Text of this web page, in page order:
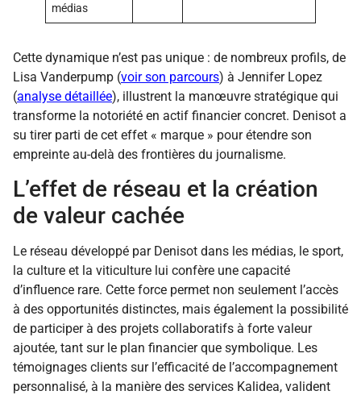
médias
Cette dynamique n’est pas unique : de nombreux profils, de
Lisa Vanderpump (voir son parcours) à Jennifer Lopez
(analyse détaillée), illustrent la manœuvre stratégique qui
transforme la notoriété en actif financier concret. Denisot a
su tirer parti de cet effet « marque » pour étendre son
empreinte au-delà des frontières du journalisme.
L’effet de réseau et la création
de valeur cachée
Le réseau développé par Denisot dans les médias, le sport,
la culture et la viticulture lui confère une capacité
d’influence rare. Cette force permet non seulement l’accès
à des opportunités distinctes, mais également la possibilité
de participer à des projets collaboratifs à forte valeur
ajoutée, tant sur le plan financier que symbolique. Les
témoignages clients sur l’efficacité de l’accompagnement
personnalisé, à la manière des services Kalidea, valident